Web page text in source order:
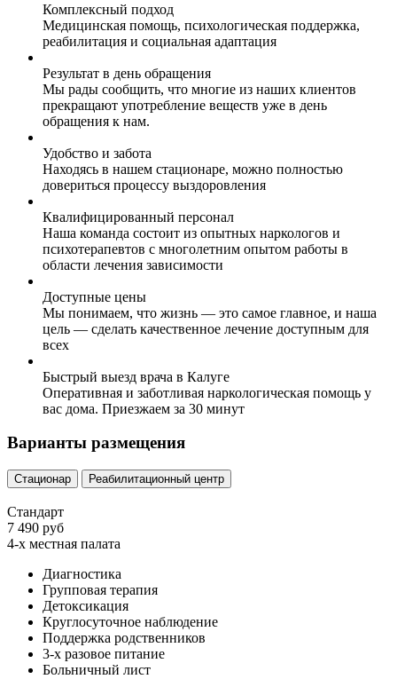
Комплексный подход
Медицинская помощь, психологическая поддержка,
реабилитация и социальная адаптация
Результат в день обращения
Мы рады сообщить, что многие из наших клиентов
прекращают употребление веществ уже в день
обращения к нам.
Удобство и забота
Находясь в нашем стационаре, можно полностью
довериться процессу выздоровления
Квалифицированный персонал
Наша команда состоит из опытных наркологов и
психотерапевтов с многолетним опытом работы в
области лечения зависимости
Доступные цены
Мы понимаем, что жизнь — это самое главное, и наша
цель — сделать качественное лечение доступным для
всех
Быстрый выезд врача в Калуге
Оперативная и заботливая наркологическая помощь у
вас дома. Приезжаем за 30 минут
Варианты размещения
Стационар Реабилитационный центр
Стандарт
7 490 руб
4-х местная палата
Диагностика
Групповая терапия
Детоксикация
Круглосуточное наблюдение
Поддержка родственников
3-х разовое питание
Больничный лист